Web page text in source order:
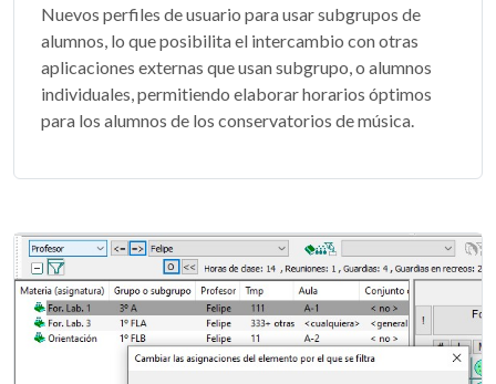
Nuevos perfiles de usuario para usar subgrupos de
alumnos, lo que posibilita el intercambio con otras
aplicaciones externas que usan subgrupo, o alumnos
individuales, permitiendo elaborar horarios óptimos
para los alumnos de los conservatorios de música.